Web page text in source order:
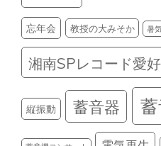
忘年会 教授の大みそか 暑
湘南SPレコード愛
縦振動 蓄音器